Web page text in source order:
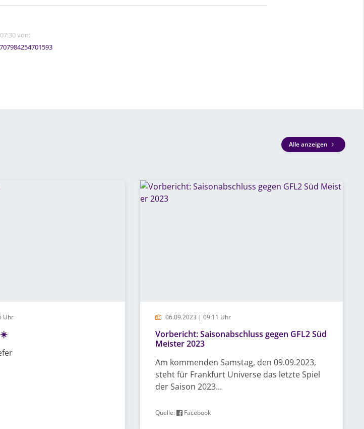
von:
Alle anzeigen
Uhr
☀️
06.09.2023 | 09:11 Uhr
Vorbericht: Saisonabschluss gegen GFL2 Süd
Meister 2023
Am kommenden Samstag, den 09.09.2023,
steht für Frankfurt Universe das letzte Spiel
der Saison 2023...
Quelle: Facebook